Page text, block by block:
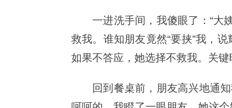
一进洗手间，我傻眼了：“大
救我。谁知朋友竟然“要挟”我，
如果不答应，她选择不救我。关
回到餐桌前，朋友高兴地通